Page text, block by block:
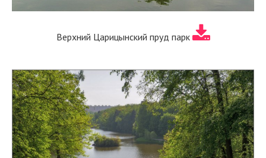
Верхний Царицынский пруд парк